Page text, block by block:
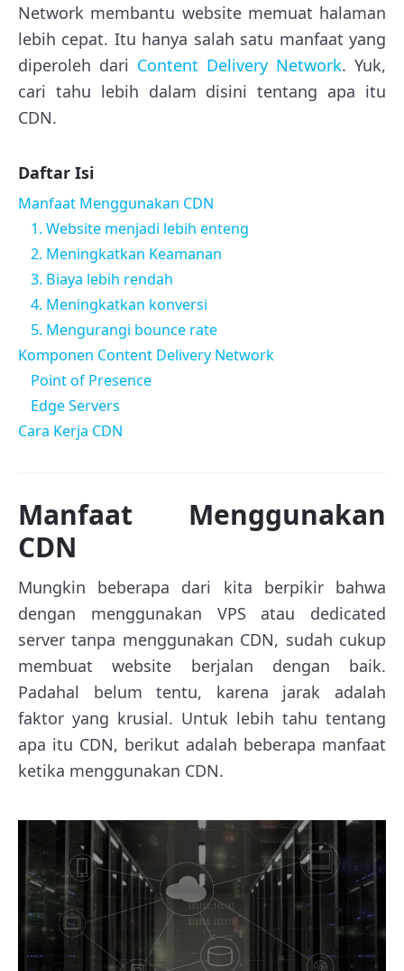
Network membantu website memuat halaman
lebih cepat. Itu hanya salah satu manfaat yang
diperoleh dari Content Delivery Network. Yuk,
cari tahu lebih dalam disini tentang apa itu
CDN.
Daftar Isi
Manfaat Menggunakan CDN
1. Website menjadi lebih enteng
2. Meningkatkan Keamanan
3. Biaya lebih rendah
4. Meningkatkan konversi
5. Mengurangi bounce rate
Komponen Content Delivery Network
Point of Presence
Edge Servers
Cara Kerja CDN
Manfaat Menggunakan
CDN
Mungkin beberapa dari kita berpikir bahwa
dengan menggunakan VPS atau dedicated
server tanpa menggunakan CDN, sudah cukup
membuat website berjalan dengan baik.
Padahal belum tentu, karena jarak adalah
faktor yang krusial. Untuk lebih tahu tentang
apa itu CDN, berikut adalah beberapa manfaat
ketika menggunakan CDN.